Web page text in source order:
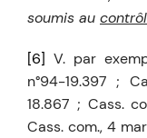
soumis au
[6] V. par
n°94-19.397 ;
18.867 ; Cass.
Cass. com., 4